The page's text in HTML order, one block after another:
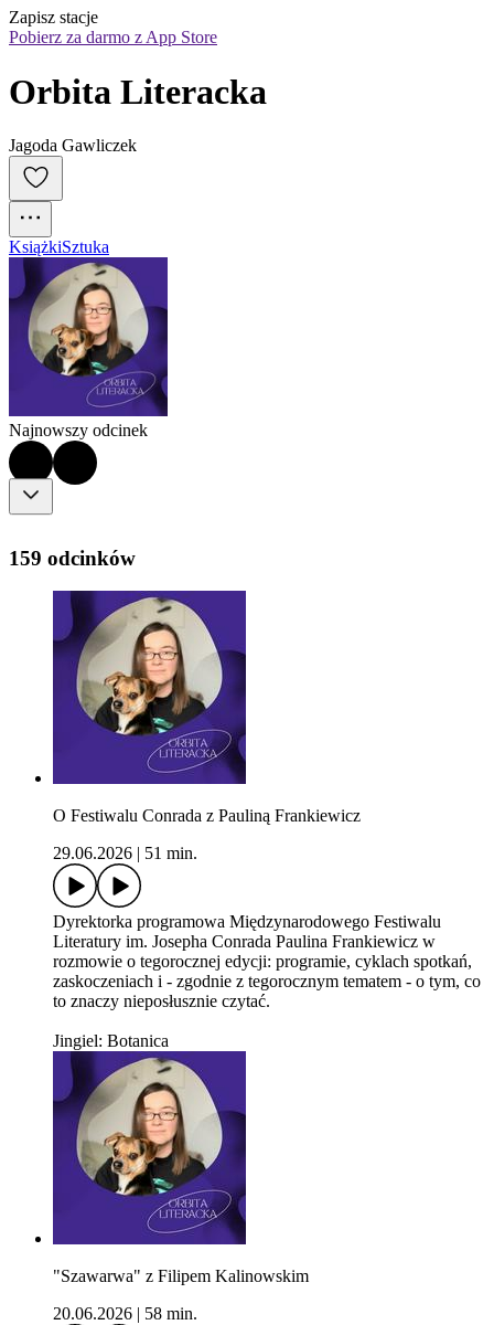
Zapisz stacje
Pobierz za darmo z App Store
Orbita Literacka
Jagoda Gawliczek
KsiążkiSztuka
Najnowszy odcinek
159 odcinków
O Festiwalu Conrada z Pauliną Frankiewicz
29.06.2026
51 min.
Dyrektorka programowa Międzynarodowego Festiwalu
Literatury im. Josepha Conrada Paulina Frankiewicz w
rozmowie o tegorocznej edycji: programie, cyklach spotkań,
zaskoczeniach i - zgodnie z tegorocznym tematem - o tym, co
to znaczy nieposłusznie czytać.
Jingiel: Botanica
"Szawarwa" z Filipem Kalinowskim
20.06.2026
58 min.